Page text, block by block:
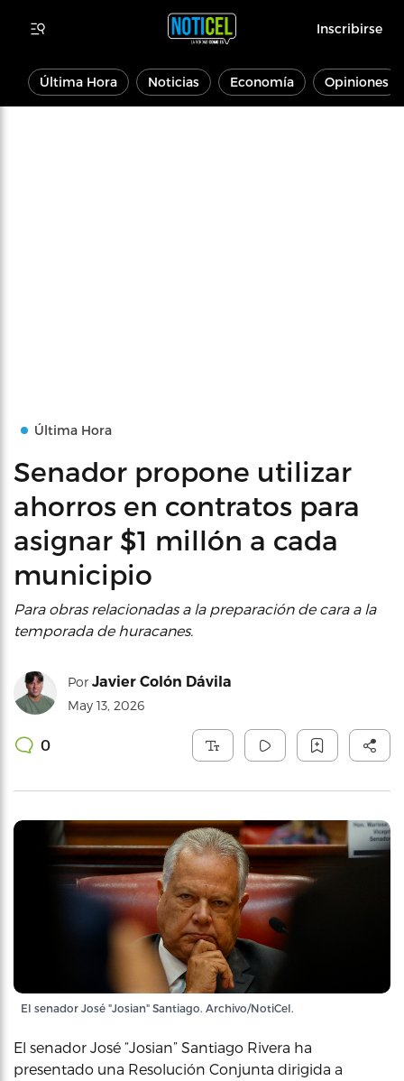
Inscribirse
Última Hora Noticias Economía Opiniones
Última Hora
Senador propone utilizar
ahorros en contratos para
asignar $1 millón a cada
municipio
Para obras relacionadas a la preparación de cara a la
temporada de huracanes.
Por Javier Colón Dávila
May 13, 2026
0
El senador José "Josian" Santiago. Archivo/NotiCel.
El senador José “Josian” Santiago Rivera ha
presentado una Resolución Conjunta dirigida a